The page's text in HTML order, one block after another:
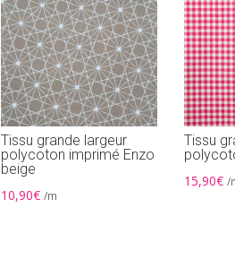
Tissu grande largeur
polycoton imprimé Enzo
beige
10,90€ /m
Tissu
15,90€ /